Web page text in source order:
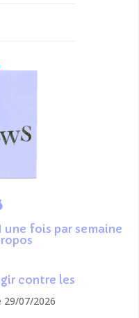
fois par semaine
contre les
29/07/2026